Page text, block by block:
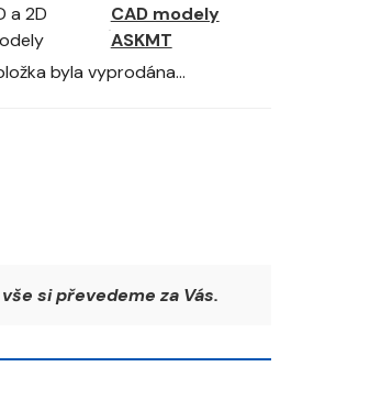
a 2D
CAD modely
ASKMT
byla vyprodána…
vše si převedeme za Vás.